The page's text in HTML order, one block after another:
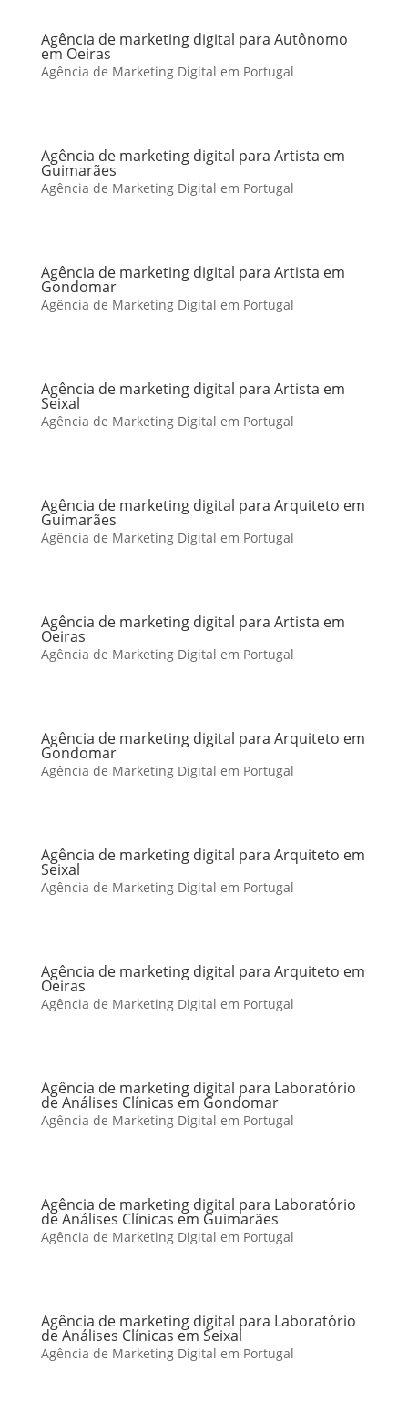
Agência de marketing digital para Autônomo
em Oeiras
Agência de Marketing Digital em Portugal
Agência de marketing digital para Artista em
Guimarães
Agência de Marketing Digital em Portugal
Agência de marketing digital para Artista em
Gondomar
Agência de Marketing Digital em Portugal
Agência de marketing digital para Artista em
Seixal
Agência de Marketing Digital em Portugal
Agência de marketing digital para Arquiteto em
Guimarães
Agência de Marketing Digital em Portugal
Agência de marketing digital para Artista em
Oeiras
Agência de Marketing Digital em Portugal
Agência de marketing digital para Arquiteto em
Gondomar
Agência de Marketing Digital em Portugal
Agência de marketing digital para Arquiteto em
Seixal
Agência de Marketing Digital em Portugal
Agência de marketing digital para Arquiteto em
Oeiras
Agência de Marketing Digital em Portugal
Agência de marketing digital para Laboratório
de Análises Clínicas em Gondomar
Agência de Marketing Digital em Portugal
Agência de marketing digital para Laboratório
de Análises Clínicas em Guimarães
Agência de Marketing Digital em Portugal
Agência de marketing digital para Laboratório
de Análises Clínicas em Seixal
Agência de Marketing Digital em Portugal